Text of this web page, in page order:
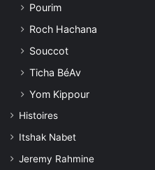
Pourim
Roch Hachana
Souccot
Ticha BéAv
Yom Kippour
Histoires
Itshak Nabet
Jeremy Rahmine